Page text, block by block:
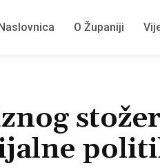
O Županiji